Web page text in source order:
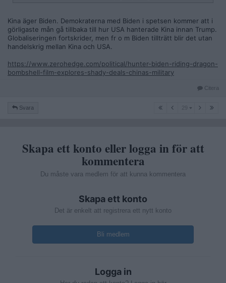
Kina äger Biden. Demokraterna med Biden i spetsen kommer att i
görligaste mån gå tillbaka till hur USA hanterade Kina innan Trump.
Globaliseringen fortskrider, men fr o m Biden tillträtt blir det utan
handelskrig mellan Kina och USA.
https://www.zerohedge.com/political/hunter-biden-riding-dragon-
bombshell-film-explores-shady-deals-chinas-military
Citera
Svara
Skapa ett konto eller logga in för att
kommentera
Du måste vara medlem för att kunna kommentera
Skapa ett konto
Det är enkelt att registrera ett nytt konto
Bli medlem
Logga in